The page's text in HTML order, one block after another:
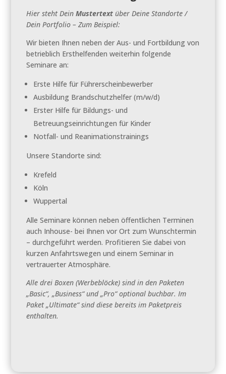
Hier steht DeinMustertext über Deine Standorte /
Dein Portfolio – Zum Beispiel:
Wir bieten Ihnen neben der Aus- und Fortbildung von
betrieblich Ersthelfenden weiterhin folgende
Seminare an:
Erste Hilfe für Führerscheinbewerber
Ausbildung Brandschutzhelfer (m/w/d)
Erster Hilfe für Bildungs- und
Betreuungseinrichtungen für Kinder
Notfall- und Reanimationstrainings
Unsere Standorte sind:
Krefeld
Köln
Wuppertal
Alle Seminare können neben öffentlichen Terminen
auch Inhouse- bei Ihnen vor Ort zum Wunschtermin
– durchgeführt werden. Profitieren Sie dabei von
kurzen Anfahrtswegen und einem Seminar in
vertrauerter Atmosphäre.
Alle drei Boxen (Werbeblöcke) sind in den Paketen
„Basic“, „Business“ und „Pro“ optional buchbar. Im
Paket „Ultimate“ sind diese bereits im Paketpreis
enthalten.